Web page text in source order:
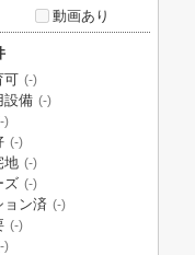
動画あり
可 (-)
設備 (-)
)
(-)
地 (-)
ズ (-)
ョン済 (-)
(-)
)